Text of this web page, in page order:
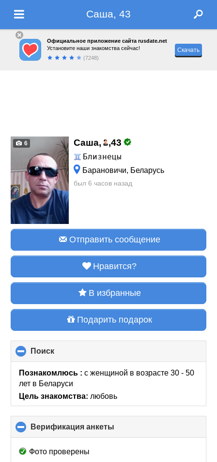
Саша, 43
Официальное приложение сайта rusdate.net
Установите наши знакомства сейчас!
(7248)
Скачать
6 Саша, ,43
Близнецы
Барановичи, Беларусь
был 6 часов назад
Отправить сообщение
Нравится?
В избранные
Подарить подарок
Поиск
to
collapse
contents
Познакомлюсь :с женщиной в возрасте 30 - 50
лет в Беларуси
Цель знакомства: любовь
Верификация анкеты
to
Фото проверены